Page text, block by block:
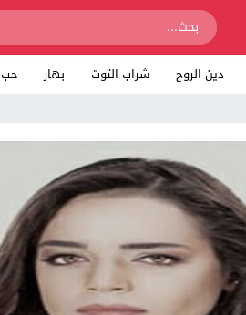
دين الروح شراب التوت بهار حب